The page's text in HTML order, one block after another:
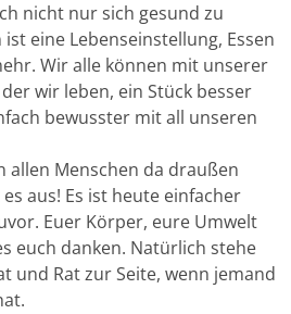
nicht nur sich gesund zu
eine Lebenseinstellung, Essen
Wir alle können mit unserer
wir leben, ein Stück besser
bewusster mit all unseren
allen Menschen da draußen
aus! Es ist heute einfacher
Euer Körper, eure Umwelt
euch danken. Natürlich stehe
und Rat zur Seite, wenn jemand